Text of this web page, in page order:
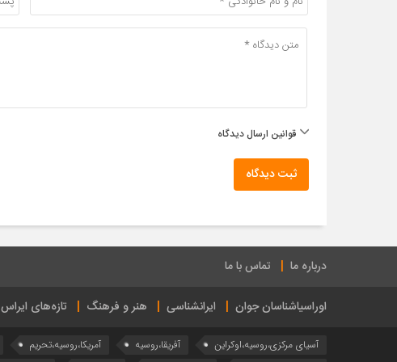
قوانین ارسال دیدگاه
ثبت دیدگاه
درباره ما تماس با ما
اوراسیاشناسان جوان ایرانشناسی هنر و فرهنگ تازه‌های ایراس
آسیای مرکزی،روسیه،اوکراین آفریقا،روسیه آمریکا،روسیه،تحریم